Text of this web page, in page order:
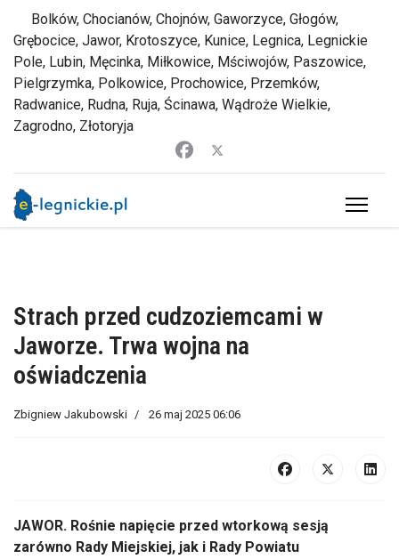
Bolków, Chocianów, Chojnów, Gaworzyce, Głogów,
Grębocice, Jawor, Krotoszyce, Kunice, Legnica, Legnickie
Pole, Lubin, Męcinka, Miłkowice, Mściwojów, Paszowice,
Pielgrzymka, Polkowice, Prochowice, Przemków,
Radwanice, Rudna, Ruja, Ścinawa, Wądroże Wielkie,
Zagrodno, Złotoryja
Strach przed cudzoziemcami w
Jaworze. Trwa wojna na
oświadczenia
Zbigniew Jakubowski 26 maj 2025 06:06
JAWOR. Rośnie napięcie przed wtorkową sesją
zarówno Rady Miejskiej, jak i Rady Powiatu